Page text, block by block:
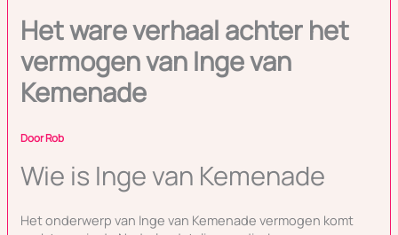
Het ware verhaal achter het
vermogen van Inge van
Kemenade
DoorRob
Wie is Inge van Kemenade
Het onderwerp van Inge van Kemenade vermogen komt